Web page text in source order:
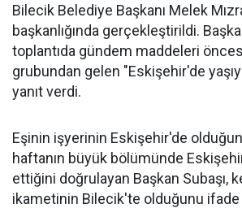
Bilecik Belediye Başkanı Melek
başkanlığında gerçekleştirildi.
toplantıda gündem maddeleri
grubundan gelen "Eskişehir'de
yanıt verdi.
Eşinin işyerinin Eskişehir'de
haftanın büyük bölümünde
ettiğini doğrulayan Başkan Subaşı,
ikametinin Bilecik'te olduğunu